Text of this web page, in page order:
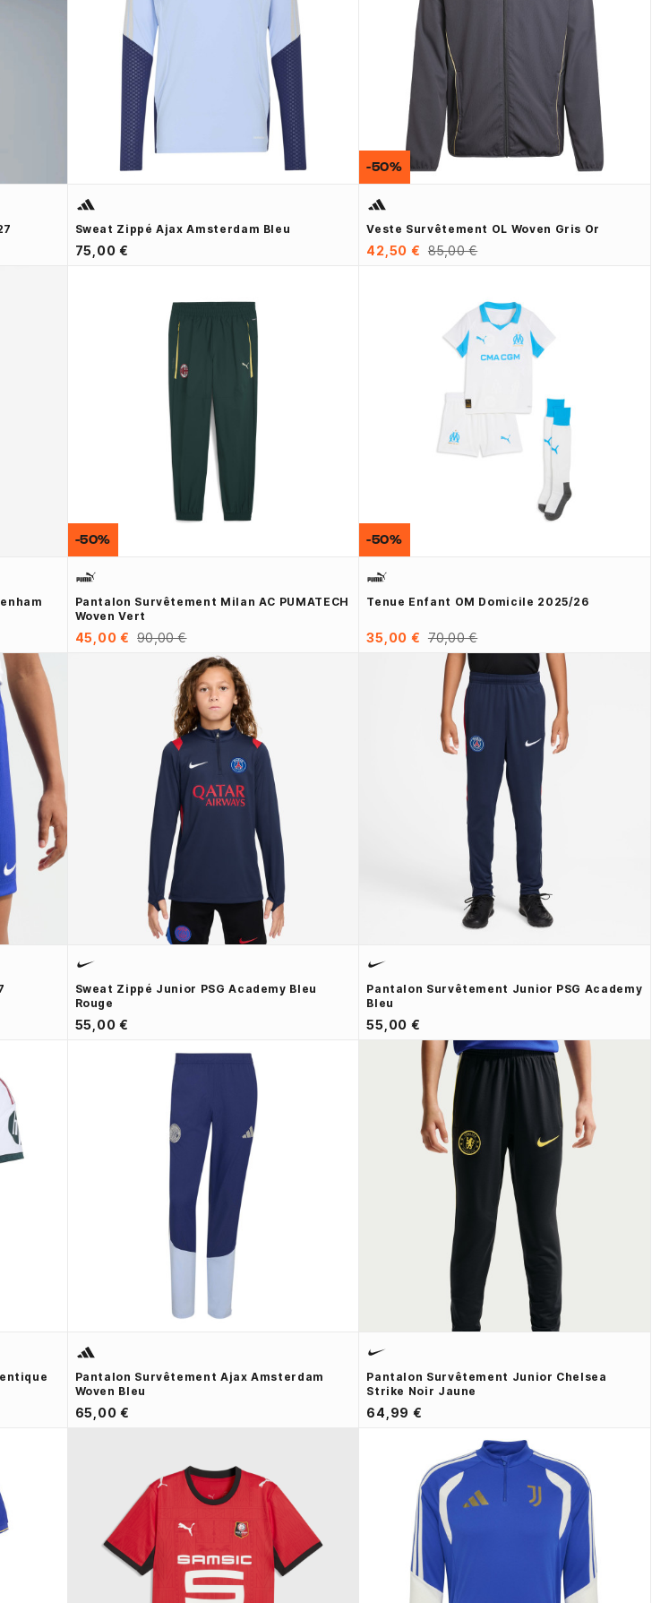
Sweat Zippé Ajax Amsterdam Bleu
75,00 €
Veste Survêtement OL Woven Gris Or
42,50 € 85,00 €
-50%
Pantalon Survêtement Milan AC PUMATECH
Woven Vert
45,00 € 90,00 €
-50%
Tenue Enfant OM Domicile 2025/26
35,00 € 70,00 €
-50%
Sweat Zippé Junior PSG Academy Bleu
Rouge
55,00 €
Pantalon Survêtement Junior PSG Academy
Bleu
55,00 €
Pantalon Survêtement Ajax Amsterdam
Woven Bleu
65,00 €
Pantalon Survêtement Junior Chelsea
Strike Noir Jaune
64,99 €